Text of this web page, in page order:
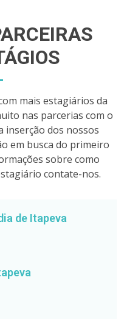
mais estagiários da
nas parcerias com o
inserção dos nossos
em busca do primeiro
sobre como
contate-nos.
de Itapeva